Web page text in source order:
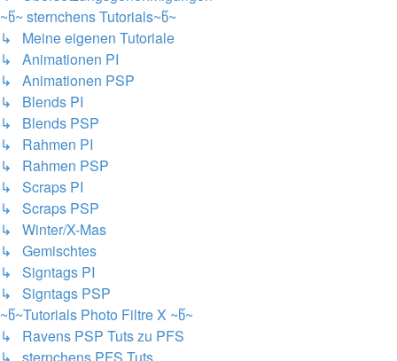
~წ~ sternchens Tutorials~წ~
↳ Meine eigenen Tutoriale
↳ Animationen PI
↳ Animationen PSP
↳ Blends PI
↳ Blends PSP
↳ Rahmen PI
↳ Rahmen PSP
↳ Scraps PI
↳ Scraps PSP
↳ Winter/X-Mas
↳ Gemischtes
↳ Signtags PI
↳ Signtags PSP
~წ~Tutorials Photo Filtre X ~წ~
↳ Ravens PSP Tuts zu PFS